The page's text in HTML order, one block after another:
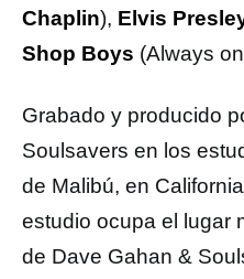
Chaplin), Elvis
Shop Boys (Always
Grabado y producido
Soulsavers en los
de Malibú, en
estudio ocupa el lugar
de Dave Gahan &